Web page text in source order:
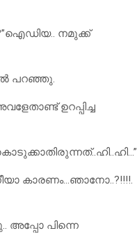
നമുക്ക്
പറഞ്ഞു.
ഉറപ്പിച്ച
കാരണം…ഞാനോ..?!!!!.
അപ്പോ പിന്നെ